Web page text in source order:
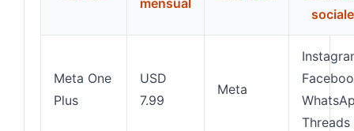
Meta One
Plus
USD
7.99
Meta
Threads